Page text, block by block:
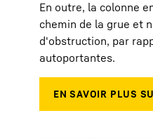
En outre, la colonne
chemin de la grue et
d'obstruction, par
autoportantes.